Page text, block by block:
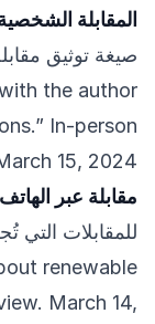
المقابلة
صيغة توثيق
the author
In-person
15, 2024.
مقابلة عبر الهاتف
للمقابلات التي
renewable
March 14,